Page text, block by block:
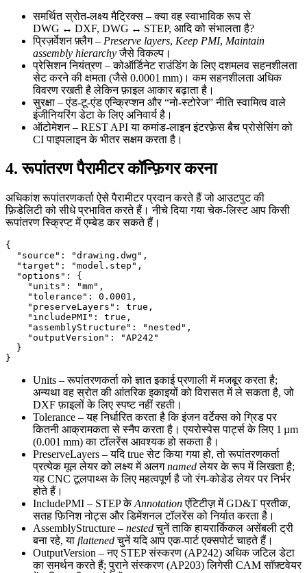
समर्थित स्रोत‑लक्ष्य मैट्रिक्स – क्या वह स्वाभाविक रूप से
DWG ↔ DXF, DWG ↔ STEP, आदि को संभालता है?
प्रिज़र्वेशन फ़्लैग– Preserve layers, Keep PMI, Maintain
assembly hierarchyजैसे विकल्प।
प्रेसिशन नियंत्रण – कोऑर्डिनेट राउंडिंग के लिए दशमलव सहनशीलता
सेट करने की क्षमता (जैसे 0.0001 mm)। कम सहनशीलता अधिक
विवरण रखती है लेकिन फ़ाइल आकार बढ़ाता है।
सुरक्षा – एंड‑टू‑एंड एन्क्रिप्शन और “नो‑स्टोरेज” नीति स्वामित्व वाले
इंजीनियरिंग डेटा के लिए अनिवार्य है।
ऑटोमेशन– REST API या कमांड‑लाइन इंटरफ़ेस बैच प्रोसेसिंग को
CI पाइपलाइन के भीतर सक्षम करता है।
4. रूपांतरण पैरामीटर कॉन्फ़िगर करना
अधिकांश रूपांतरणकर्ता ऐसे पैरामीटर प्रदान करते हैं जो आउटपुट की
फ़िडेलिटी को सीधे प्रभावित करते हैं। नीचे दिया गया चेक‑लिस्ट आप किसी
रूपांतरण स्क्रिप्ट में एम्बेड कर सकते हैं।
{
  "source": "drawing.dwg",
  "target": "model.step",
  "options": {
    "units": "mm",
    "tolerance": 0.0001,
    "preserveLayers": true,
    "includePMI": true,
    "assemblyStructure": "nested",
    "outputVersion": "AP242"
  }
Units – रूपांतरणकर्ता को ज्ञात इकाई प्रणाली में मजबूर करता है;
अन्यथा वह स्रोत की आंतरिक इकाइयों को विरासत में ले सकता है, जो
DXF फ़ाइलों के लिए स्पष्ट नहीं रहती।
Tolerance – यह निर्धारित करता है कि इंजन वर्टेक्स को ग्रिड पर
कितनी आक्रामकता से स्नैप करता है। एयरोस्पेस पार्ट्स के लिए 1 µm
(0.001 mm) का टॉलरेंस आवश्यक हो सकता है।
PreserveLayers – यदि true सेट किया गया हो, तो रूपांतरणकर्ता
प्रत्येक मूल लेयर को लक्ष्य में अलगnamedलेयर के रूप में लिखता है;
यह CNC टूलपाथ्स के लिए महत्वपूर्ण है जो रंग‑कोडेड लेयर पर निर्भर
होते हैं।
IncludePMI – STEP केAnnotationएंटिटीज़ में GD&T प्रतीक,
सतह फ़िनिश नोट्स और डिमेंशनल टॉलरेंस को निर्यात करता है।
AssemblyStructure – nestedचुनें ताकि हायरार्किकल असेंबली ट्री
बना रहे, या flattenedचुनें यदि आप एक‑पार्ट एक्सपोर्ट चाहते हैं।
OutputVersion – नए STEP संस्करण (AP242) अधिक जटिल डेटा
का समर्थन करते हैं; पुराने संस्करण (AP203) लिगेसी CAM सॉफ़्टवेयर